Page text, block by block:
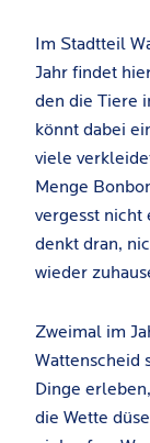
Im Stadtteil
Jahr findet
den die Tiere
könnt dabei
viele
Menge
vergesst nicht
denkt dran,
wieder
Zweimal im
Wattenscheid
Dinge
die Wette